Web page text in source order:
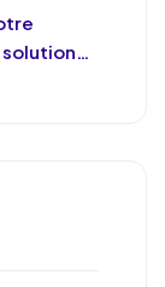
solution